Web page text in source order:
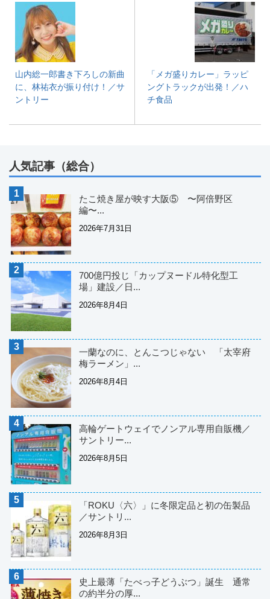
山内総一郎書き下ろしの新曲
に、林祐衣が振り付け！／サ
ントリー
「メガ盛りカレー」ラッピ
ングトラックが出発！／ハ
チ食品
人気記事（総合）
たこ焼き屋が映す大阪⑤ 〜阿倍野区
編〜...
2026年7月31日
700億円投じ「カップヌードル特化型工
場」建設／日...
2026年8月4日
一蘭なのに、とんこつじゃない 「太宰府
梅ラーメン」...
2026年8月4日
高輪ゲートウェイでノンアル専用自販機／
サントリー...
2026年8月5日
「ROKU〈六〉」に冬限定品と初の缶製品
／サントリ...
2026年8月3日
史上最薄「たべっ子どうぶつ」誕生 通常
の約半分の厚...